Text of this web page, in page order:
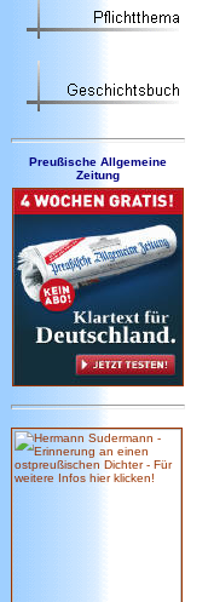
Preußische Allgemeine
Zeitung